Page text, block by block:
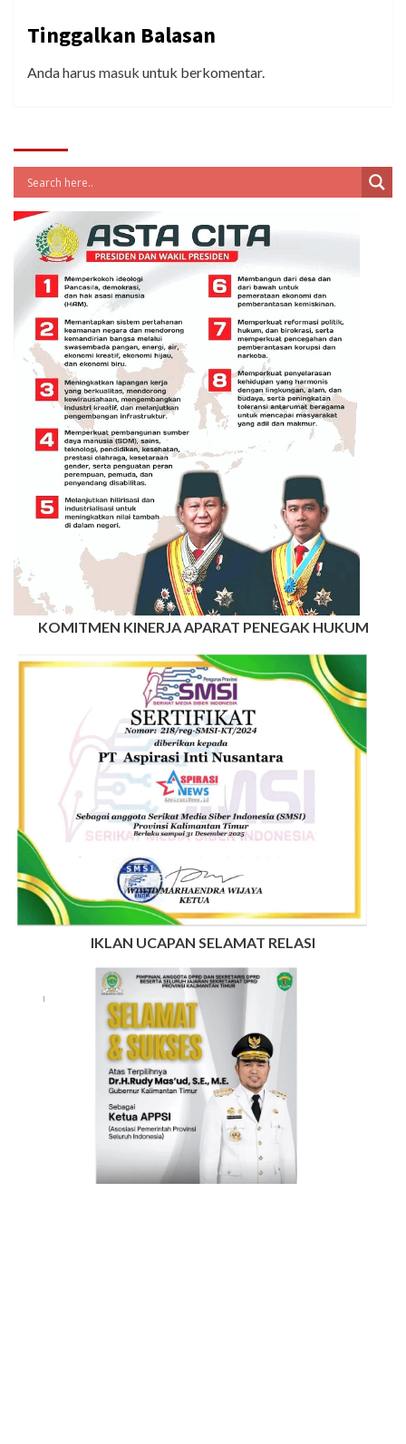
Tinggalkan Balasan
Anda harus masuk untuk berkomentar.
KOMITMEN KINERJA APARAT PENEGAK HUKUM
IKLAN UCAPAN SELAMAT RELASI